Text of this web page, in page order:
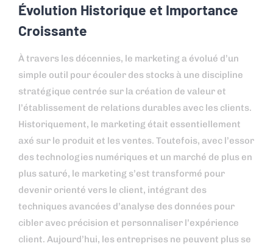
Évolution Historique et Importance
Croissante
À travers les décennies, le marketing a évolué d’un
simple outil pour écouler des stocks à une discipline
stratégique centrée sur la création de valeur et
l’établissement de relations durables avec les clients.
Historiquement, le marketing était essentiellement
axé sur le produit et les ventes. Toutefois, avec l’essor
des technologies numériques et un marché de plus en
plus saturé, le marketing s’est transformé pour
devenir orienté vers le client, intégrant des
techniques avancées d’analyse des données pour
cibler avec précision et personnaliser l’expérience
client. Aujourd’hui, les entreprises ne peuvent plus se